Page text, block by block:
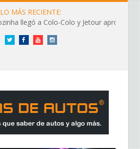
LO MÁS RECIENTE:
Autos y fútbol: Vozinha llegó a Colo-Colo y Jetour aprovechó los flashes
Twitter FacebookYouTubeInstagram